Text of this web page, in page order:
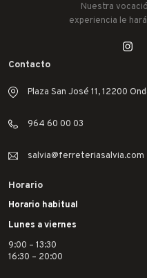
Nuestra
experiencia le
Contacto
Plaza San José 11, 12200
964 60 00 03
salvia@ferreteriasalvia.com
Horario
Horario habitual
Lunes a viernes
9:00 – 13:30
16:30 – 20:00